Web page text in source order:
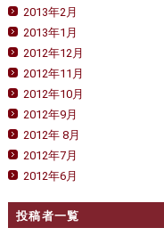
2013年2月
2013年1月
2012年12月
2012年11月
2012年10月
2012年9月
2012年 8月
2012年7月
2012年6月
投稿者一覧